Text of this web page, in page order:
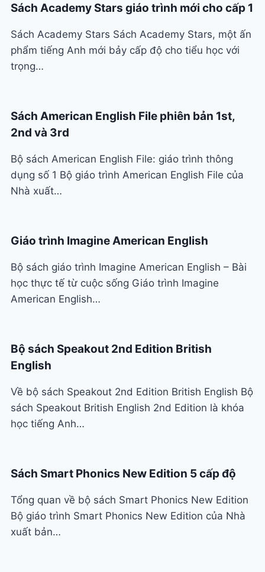
Sách Academy Stars giáo trình mới cho cấp 1
Sách Academy Stars Sách Academy Stars, một ấn
phẩm tiếng Anh mới bảy cấp độ cho tiểu học với
trọng…
Sách American English File phiên bản 1st,
2nd và 3rd
Bộ sách American English File: giáo trình thông
dụng số 1 Bộ giáo trình American English File của
Nhà xuất…
Giáo trình Imagine American English
Bộ sách giáo trình Imagine American English – Bài
học thực tế từ cuộc sống Giáo trình Imagine
American English…
Bộ sách Speakout 2nd Edition British
English
Về bộ sách Speakout 2nd Edition British English Bộ
sách Speakout British English 2nd Edition là khóa
học tiếng Anh…
Sách Smart Phonics New Edition 5 cấp độ
Tổng quan về bộ sách Smart Phonics New Edition
Bộ giáo trình Smart Phonics New Edition của Nhà
xuất bản…